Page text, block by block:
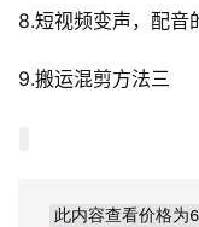
8.短视频变声，配音
9.搬运混剪方法三
此内容查看价格为